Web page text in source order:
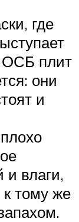
где
ОСБ плит
они
и
и влаги,
к тому же